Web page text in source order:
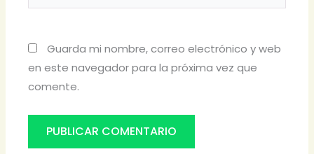
Guarda mi nombre, correo electrónico y web
en este navegador para la próxima vez que
comente.